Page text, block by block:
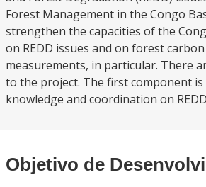
Forest Management in the Congo
strengthen the capacities of the
on REDD issues and on forest
measurements, in particular. There
to the project. The first component
knowledge and coordination on
Objetivo de